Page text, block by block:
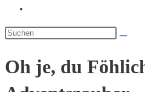
umschalten
Oh je, du